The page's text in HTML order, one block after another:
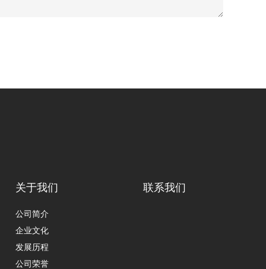
关于我们
公司简介
企业文化
发展历程
公司荣誉
联系我们